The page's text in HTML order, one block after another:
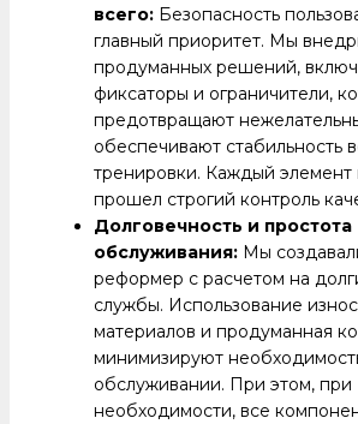
всего: Безопасность
главный приоритет. Мы
продуманных решений,
фиксаторы и ограничители,
предотвращают
обеспечивают стабильность
тренировки. Каждый элемент
прошел строгий контроль
Долговечность и простота
обслуживания: Мы
реформер с расчетом на
службы. Использование
материалов и продуманная
минимизируют
обслуживании. При этом, при
необходимости, все